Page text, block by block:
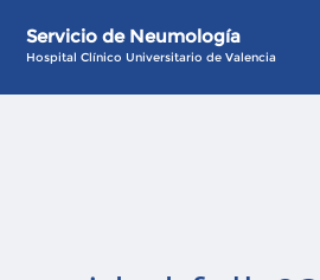
Servicio de Neumología
Hospital Clínico Universitario de Valencia